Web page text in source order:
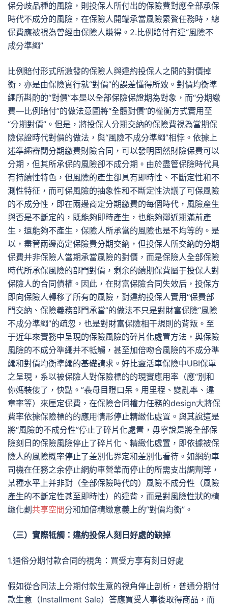
保分歧品種的風險，則投保人所付出的保險費對應全部承保
時代不成分的風險，在保險人開端承當風險累贅任務時，總
保費應被視為曾經由保險人賺得。2.比例賠付有違“風險不
成分準繩”
比例賠付形式所激發的保險人與違約投保人之間的對價掉
衡，亦是由保險實行就“對價”的誤差懂得所致。對價均衡準
繩所斟酌的“對價”本是以全部保險保證期為對象，而“分期繳
費—比例賠付”的做法意圖將“全體對價”的權衡方式實用至
“分期對價”。但是，將投保人分期交納的保險費視為當期保
險保證時代對價的做法，與“風險不成分準繩”相悖。依據上
述準繩審閱分期繳費財險合同，可以發明固然財險保費可以
分期，但其所承保的風險卻不成分期。由於盡管保險時代具
有持續性特色，但風險的產生卻具有即時性、不斷定性和不
測性特征，而可保風險的抽象性和不斷定性決議了可保風險
的不成分性，即在兩邊商定分期繳費的每個時代，風險產生
與否是不斷定的，既能夠即時產生，也能夠鄰近期滿前產
生，還能夠不產生，保險人所承當的風險也是不均等的。是
以，盡管兩邊商定保險費分期交納，但投保人所交納的分期
保費并非保險人當期承當風險的對價，而是保險人全部保險
時代所承保風險的部門對價，剩余的續期保費屬于投保人對
保險人的合同債權。因此，在財富保險合同失效后，投保方
即向保險人轉移了所有的風險，對違約投保人實用“保費部
門交納、保險義務部門承當”的做法不只是對財富保險“風險
不成分準繩”的疏忽，也是對財富保險相干規則的背叛。至
于近年來實務中呈現的保險風險的碎片化處置方法，與保險
風險的不成分準繩并不牴觸，甚至加倍吻合風險的不成分準
繩和對價均衡準繩的基礎請求。好比靈活車保險中UBI保單
之呈現，系以被保險人對保險標的的現實應用率（應“別和
你媽裝傻了，快點。”裴母目瞪口呆。用里程、變亂率、違
章率等）來厘定保費，在保險合同權力任務的design大將保
費率依據保險標的的應用情形停止精緻化處置。與其說這是
將“風險的不成分性”停止了碎片化處置，毋寧說是將全部保
險刻日的保險風險停止了碎片化、精緻化處置，即依據被保
險人的風險概率停止了差別化界定和差別化看待。如網約車
司機在任務之余停止網約車營業而停止的所需支出調劑等，
某種水平上并非對（全部保險時代的）風險不成分性（風險
產生的不斷定性甚至即時性）的違背，而是對風險性狀的精
緻化劃 共享空間分和加倍精緻意義上的“對價均衡”。
（三）實際牴觸：違約投保人刻日好處的缺掉
1.通俗分期付款合同的視角：買受方享有刻日好處
假如從合同法上分期付款生意的視角停止剖析，普通分期付
款生意（Installment Sale）答應買受人事後取得商品，而